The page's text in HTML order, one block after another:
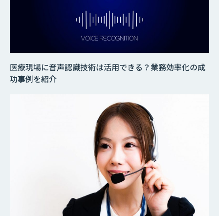
医療現場に音声認識技術は活用できる？業務効率化の成
功事例を紹介